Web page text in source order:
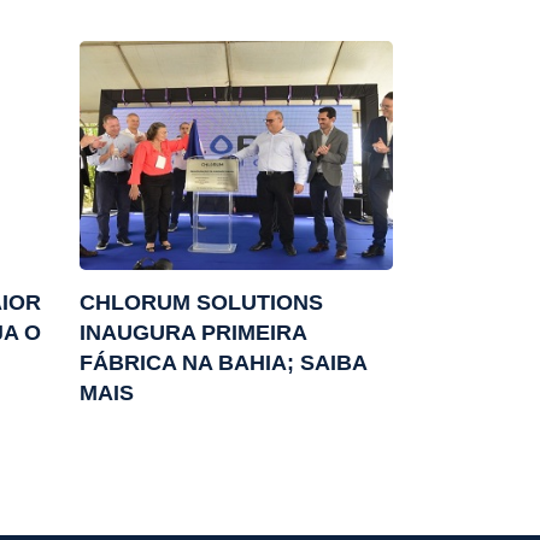
O
CHLORUM SOLUTIONS
INAUGURA PRIMEIRA
FÁBRICA NA BAHIA; SAIBA
MAIS